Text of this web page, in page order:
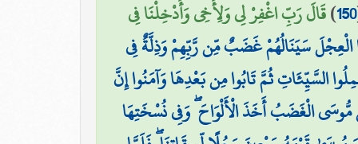
150
)قَالَ رَبِّ اغْفِرْ لِي وَلِأَخِي وَأَدْخِلْنَا فِي
الْعِجْلَ سَيَنَالُهُمْ غَضَبٌ مِّن رَّبِّهِمْ وَذِلَّةٌ فِي
السَّيِّئَاتِ ثُمَّ تَابُوا مِن بَعْدِهَا وَآمَنُوا إِنَّ
الْغَضَبُ أَخَذَ الْأَلْوَاحَ ۖ وَفِي نُسْخَتِهَا